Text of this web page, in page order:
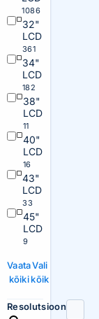
1086
32"
LCD
361
34"
LCD
182
38"
LCD
11
40"
LCD
16
43"
LCD
33
45"
LCD
9
Vaata
kõiki
Vali
kõik
Resolutsioon